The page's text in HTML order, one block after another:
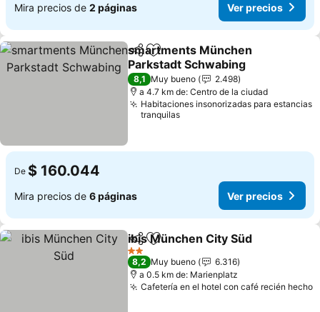
Mira precios de 2 páginas Ver precios
CompartirAgregar a favoritos
smartments München
Parkstadt Schwabing
8,1 Muy bueno
2.498
a 4.7 km de: Centro de la ciudad
Habitaciones insonorizadas para estancias
tranquilas
De $ 160.044
Mira precios de 6 páginas Ver precios
CompartirAgregar a favoritos
ibis München City Süd
2 Estrellas
8,2 Muy bueno
6.316
a 0.5 km de: Marienplatz
Cafetería en el hotel con café recién hecho